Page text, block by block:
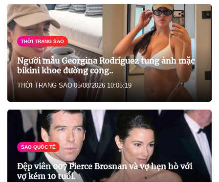
THỜI TRANG SAO
Người mẫu Georgina Rodríguez tung ảnh mặc
bikini khoe đường cong..
THỜI TRANG SAO 05/08/2026 10:05:19
SAO QUỐC TẾ
Đệp viên 007 Pierce Brosnan và vợ hẹn hò với
vợ kém 10 tuổi.